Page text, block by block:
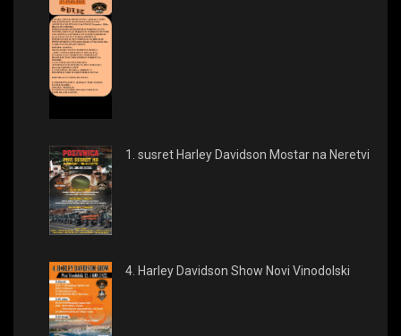
1. susret Harley Davidson Mostar na Neretvi
4. Harley Davidson Show Novi Vinodolski